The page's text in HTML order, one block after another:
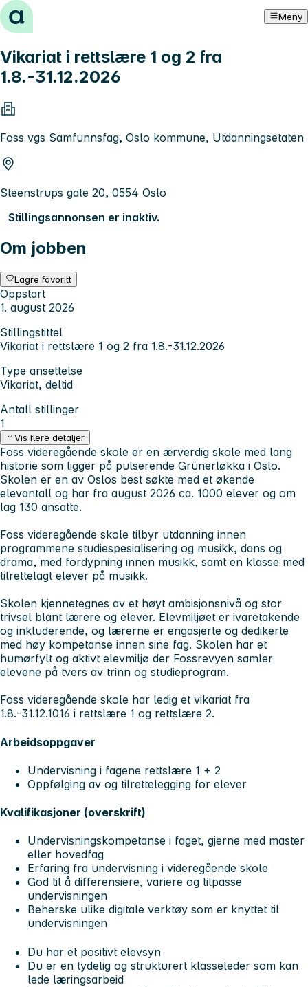
Hopp til innhold Meny
Vikariat i rettslære 1 og 2 fra
1.8.-31.12.2026
Foss vgs Samfunnsfag, Oslo kommune, Utdanningsetaten
Steenstrups gate 20, 0554 Oslo
Stillingsannonsen er inaktiv.
Om jobben
Lagre favoritt
Oppstart
1. august 2026
Stillingstittel
Vikariat i rettslære 1 og 2 fra 1.8.-31.12.2026
Type ansettelse
Vikariat, deltid
Antall stillinger
1
Vis flere detaljer
Foss videregående skole er en ærverdig skole med lang
historie som ligger på pulserende Grünerløkka i Oslo.
Skolen er en av Oslos best søkte med et økende
elevantall og har fra august 2026 ca. 1000 elever og om
lag 130 ansatte.
Foss videregående skole tilbyr utdanning innen
programmene studiespesialisering og musikk, dans og
drama, med fordypning innen musikk, samt en klasse med
tilrettelagt elever på musikk.
Skolen kjennetegnes av et høyt ambisjonsnivå og stor
trivsel blant lærere og elever. Elevmiljøet er ivaretakende
og inkluderende, og lærerne er engasjerte og dedikerte
med høy kompetanse innen sine fag. Skolen har et
humørfylt og aktivt elevmiljø der Fossrevyen samler
elevene på tvers av trinn og studieprogram.
Foss videregående skole har ledig et vikariat fra
1.8.-31.12.1016 i rettslære 1 og rettslære 2.
Arbeidsoppgaver
Undervisning i fagene rettslære 1 + 2
Oppfølging av og tilrettelegging for elever
Kvalifikasjoner (overskrift)
Undervisningskompetanse i faget, gjerne med master
eller hovedfag
Erfaring fra undervisning i videregående skole
God til å differensiere, variere og tilpasse
undervisningen
Beherske ulike digitale verktøy som er knyttet til
undervisningen
Du har et positivt elevsyn
Du er en tydelig og strukturert klasseleder som kan
lede læringsarbeid